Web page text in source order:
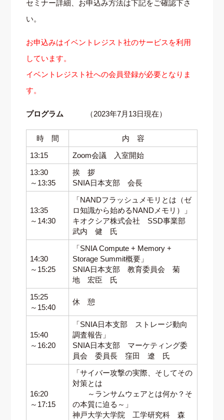
セミナー詳細、お申込み方法は下記をご確認下さ
い。
お申込みはイベントレジスト社のサービスを利用
しています。
イベントレジスト社への会員登録が必要となりま
す。
プログラム （2023年7月13日現在）
時 間
内 容
13:15
Zoom会議 入室開始
13:30
～13:35
挨 拶
SNIA日本支部 会長
13:35
～14:30
「NANDフラッシュメモリとは（ゼ
ロ知識から始めるNANDメモリ）」
キオクシア株式会社 SSD事業部
武内 健 氏
14:30
～15:25
「SNIA Compute + Memory +
Storage Summit概要」
SNIA日本支部 教育委員会 菊
地 宏臣 氏
15:25
～15:40
休 憩
15:40
～16:20
「SNIA日本支部 ストレージ動向
調査報告」
SNIA日本支部 マーケティング委
員会 委員長 窪田 遼 氏
16:20
～17:15
「サイバー攻撃の実際、そしてその
対策とは
～ランサムウェアとは何か？そ
の本質に迫る～」
神戸大学大学院 工学研究科 森